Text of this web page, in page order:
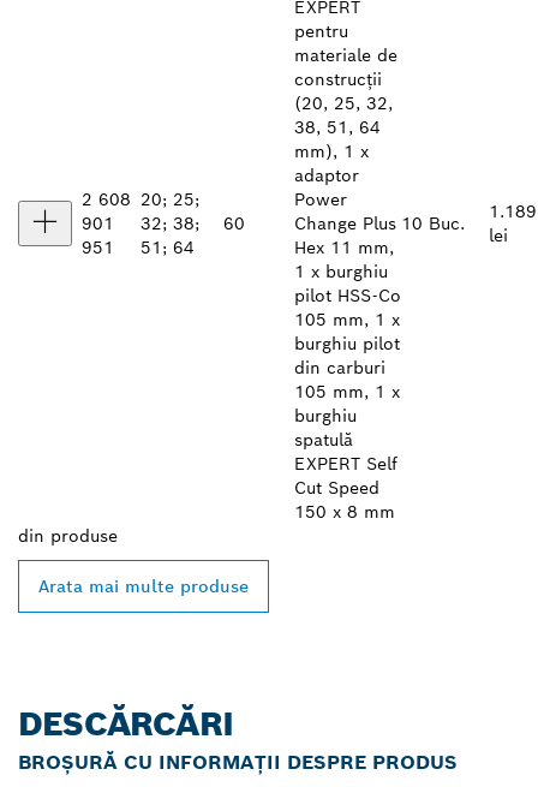
2 608
901
951
20; 25;
32; 38;
51; 64
60
EXPERT
pentru
materiale de
construcții
(20, 25, 32,
38, 51, 64
mm), 1 x
adaptor
Power
Change Plus
Hex 11 mm,
1 x burghiu
pilot HSS-Co
105 mm, 1 x
burghiu pilot
din carburi
105 mm, 1 x
burghiu
spatulă
EXPERT Self
Cut Speed
150 x 8 mm
10 Buc.
lei
din produse
Arata mai multe produse
DESCĂRCĂRI
BROȘURĂ CU INFORMAȚII DESPRE PRODUS